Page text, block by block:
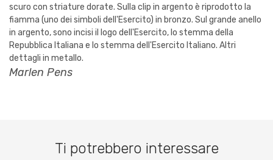
scuro con striature dorate. Sulla clip in argento è riprodotto la
fiamma (uno dei simboli dell'Esercito) in bronzo. Sul grande anello
in argento, sono incisi il logo dell'Esercito, lo stemma della
Repubblica Italiana e lo stemma dell'Esercito Italiano. Altri
dettagli in metallo.
Marlen Pens
Ti potrebbero interessare